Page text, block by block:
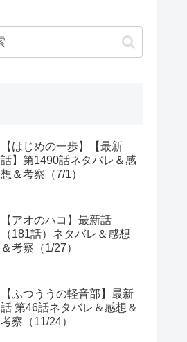
【はじめの一歩】【最新
話】第1490話ネタバレ＆感
想＆考察（7/1）
【アオのハコ】最新話
（181話）ネタバレ＆感想
＆考察（1/27）
【ふつううの軽音部】最新
話 第46話ネタバレ＆感想＆
考察（11/24）